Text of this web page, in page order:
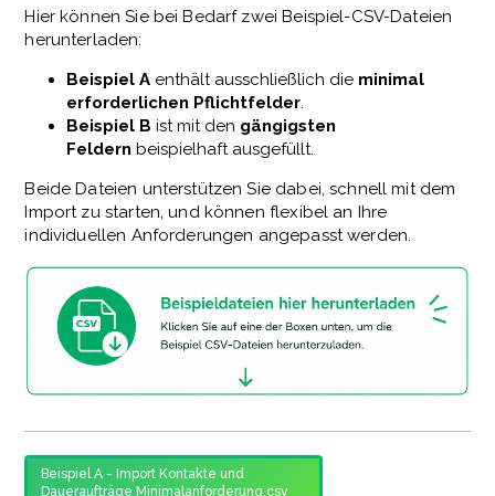
Hier können Sie bei Bedarf zwei Beispiel-CSV-Dateien
herunterladen:
Beispiel A enthält ausschließlich die minimal
erforderlichen Pflichtfelder.
Beispiel B ist mit den gängigsten
Feldern beispielhaft ausgefüllt.
Beide Dateien unterstützen Sie dabei, schnell mit dem
Import zu starten, und können flexibel an Ihre
individuellen Anforderungen angepasst werden.
Beispiel A - Import Kontakte und
Daueraufträge Minimalanforderung.csv